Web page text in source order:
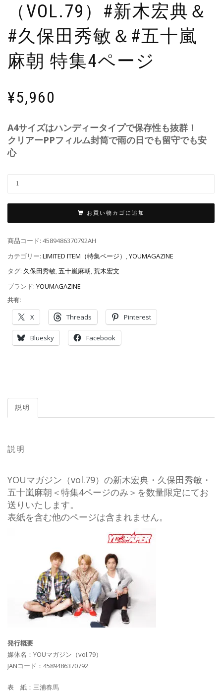
（VOL.79）#新木宏典＆
#久保田秀敏＆#五十嵐
麻朝 特集4ページ
¥5,960
A4サイズはハンディータイプで保存性も抜群！
クリアーPPフィルム封筒で雨の日でも留守でも安
心
お買い物カゴに追加
商品コード: 4589486370792AH
カテゴリー: LIMITED ITEM（特集ページ）
YOUMAGAZINE
タグ: 久保田秀敏,五十嵐麻朝,荒木宏文
ブランド: YOUMAGAZINE
共有:
X Threads Pinterest
Bluesky Facebook
説明
説明
YOUマガジン（vol.79）の新木宏典・久保田秀敏・
五十嵐麻朝＜特集4ページのみ＞を数量限定にてお
送りいたします。
表紙を含む他のページは含まれません。
発行概要
媒体名：YOUマガジン（vol.79）
JANコード：4589486370792
表 紙：三浦春馬